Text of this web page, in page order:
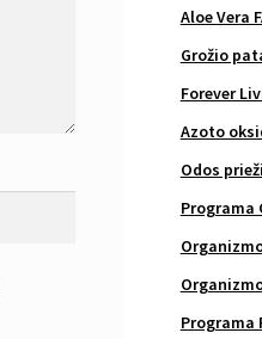
Aloe Vera
Grožio
Forever
Azoto
Odos
Programa
Programa